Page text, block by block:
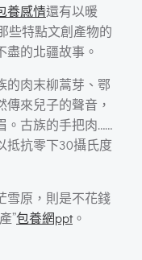
養感情還有以暖
些特點文創產物的
盡的北疆故事。
的肉末柳蒿芽、鄂
來兒子的聲音，
。古族的手把肉……
抵抗零下30攝氏度
雪原，則是不花錢
”包養網ppt。